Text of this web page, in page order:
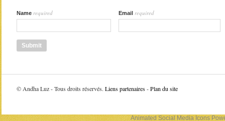
Name required Email required
© Andha Luz - Tous droits réservés. Liens partenaires-Plan du site
Animated Social Media Icons